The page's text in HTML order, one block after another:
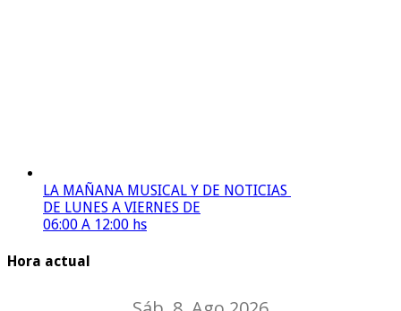
LA MAÑANA MUSICAL Y DE NOTICIAS
DE LUNES A VIERNES DE
06:00 A 12:00 hs
Hora actual